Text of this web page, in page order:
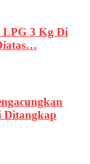
3 Kg Di
Ditangkap